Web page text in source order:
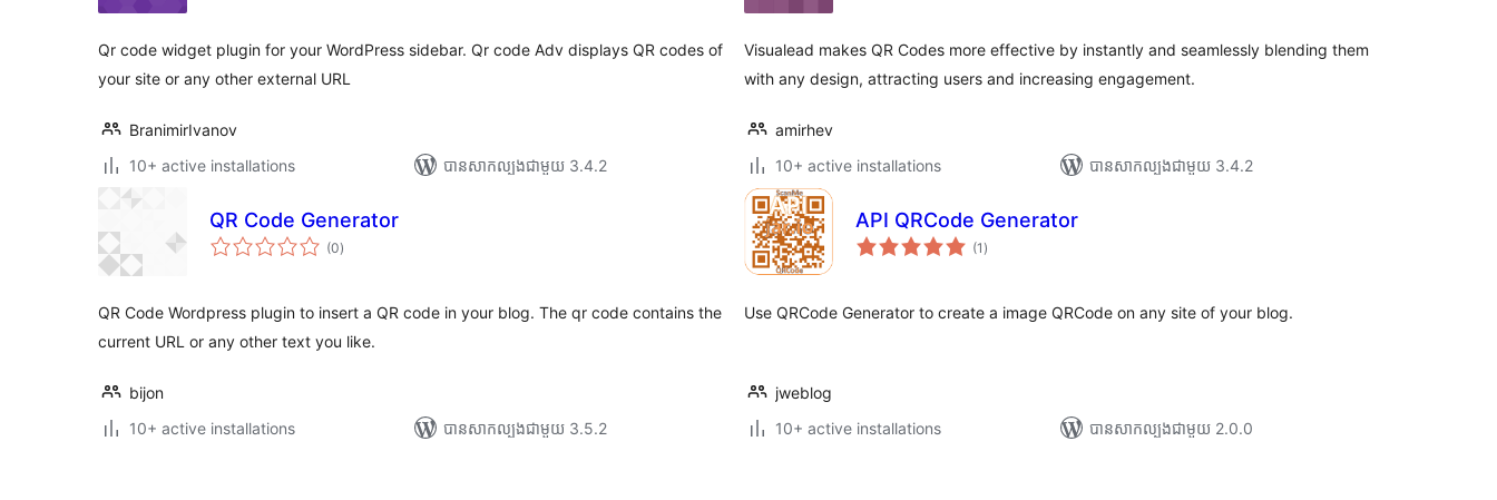
Qr code widget plugin for your WordPress sidebar. Qr code Adv displays QR codes of
your site or any other external URL
BranimirIvanov
10+ active installations
បាន​សាកល្បង​ជាមួយ 3.4.2
Visualead makes QR Codes more effective by instantly and seamlessly blending them
with any design, attracting users and increasing engagement.
amirhev
10+ active installations
បាន​សាកល្បង​ជាមួយ 3.4.2
QR Code Generator
(0ការ
វាយ
)
QR Code Wordpress plugin to insert a QR code in your blog. The qr code contains the
current URL or any other text you like.
bijon
10+ active installations
បាន​សាកល្បង​ជាមួយ 3.5.2
API QRCode Generator
(1 ការ
វាយ
)
Use QRCode Generator to create a image QRCode on any site of your blog.
jweblog
10+ active installations
បាន​សាកល្បង​ជាមួយ 2.0.0